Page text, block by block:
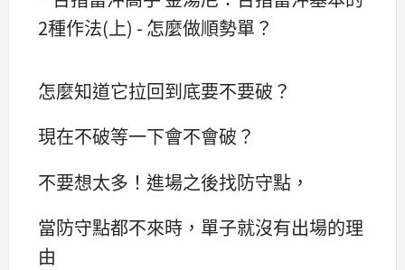
怎麼知道它拉回到底要不要破？
現在不破等一下會不會破？
不要想太多！進場之後找防守點，
當防守點都不來時，單子就沒有出場的理
由